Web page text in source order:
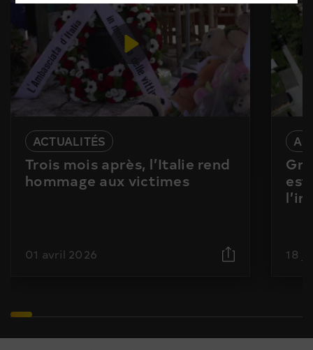
ACTUALITÉS
Trois mois après, l’Italie rend
hommage aux victimes
01 avril 2026
est
18